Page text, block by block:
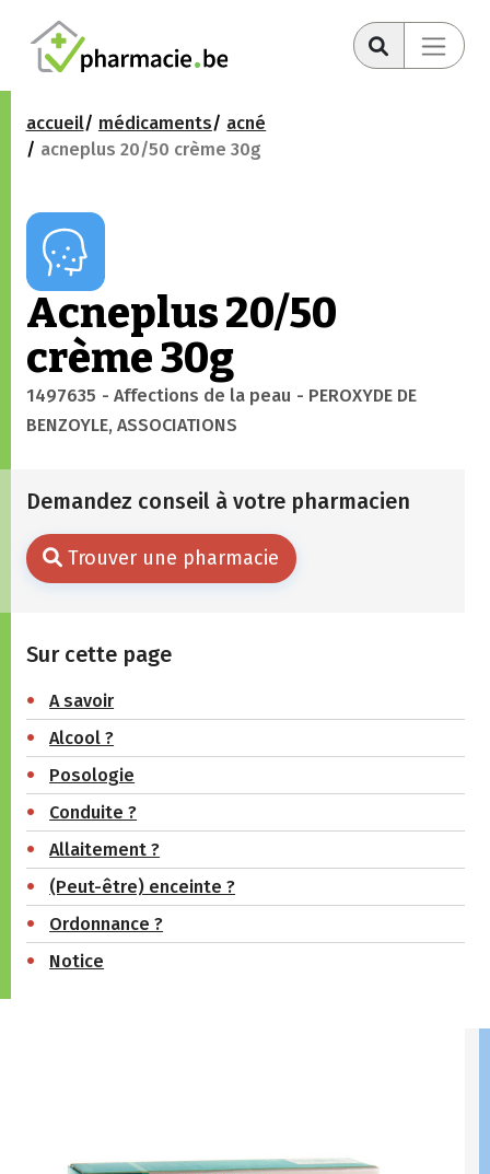
accueil médicaments
acné
acneplus 20/50 crème 30g
Acneplus 20/50
crème 30g
1497635 - Affections de la peau - PEROXYDE DE
BENZOYLE, ASSOCIATIONS
Demandez conseil à votre pharmacien
Trouver une pharmacie
Sur cette page
A savoir
Alcool ?
Posologie
Conduite ?
Allaitement ?
(Peut-être) enceinte ?
Ordonnance ?
Notice